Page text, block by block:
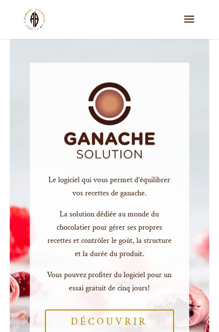
Le logiciel qui vous permet d’équilibrer
vos recettes de ganache.
La solution dédiée au monde du
chocolatier pour gérer ses propres
recettes et contrôler le goût, la structure
et la durée du produit.
Vous pouvez profiter du logiciel pour un
essai gratuit de cinq jours!
DÉCOUVRIR